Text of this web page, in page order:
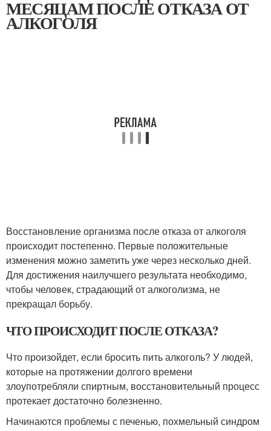
МЕСЯЦАМ ПОСЛЕ ОТКАЗА ОТ
АЛКОГОЛЯ
Восстановление организма после отказа от алкоголя
происходит постепенно. Первые положительные
изменения можно заметить уже через несколько дней.
Для достижения наилучшего результата необходимо,
чтобы человек, страдающий от алкоголизма, не
прекращал борьбу.
ЧТО ПРОИСХОДИТ ПОСЛЕ ОТКАЗА?
Что произойдет, если бросить пить алкоголь? У людей,
которые на протяжении долгого времени
злоупотребляли спиртным, восстановительный процесс
протекает достаточно болезненно.
Начинаются проблемы с печенью, похмельный синдром